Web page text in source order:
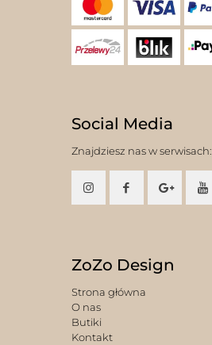
Social Media
Znajdziesz nas w serwisach:
ZoZo Design
Strona główna
O nas
Butiki
Kontakt